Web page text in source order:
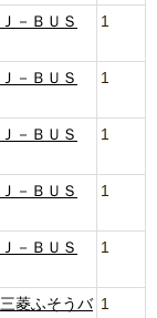
Ｊ－ＢＵＳ 1
Ｊ－ＢＵＳ 1
Ｊ－ＢＵＳ 1
Ｊ－ＢＵＳ 1
Ｊ－ＢＵＳ 1
三菱ふそうバ 1